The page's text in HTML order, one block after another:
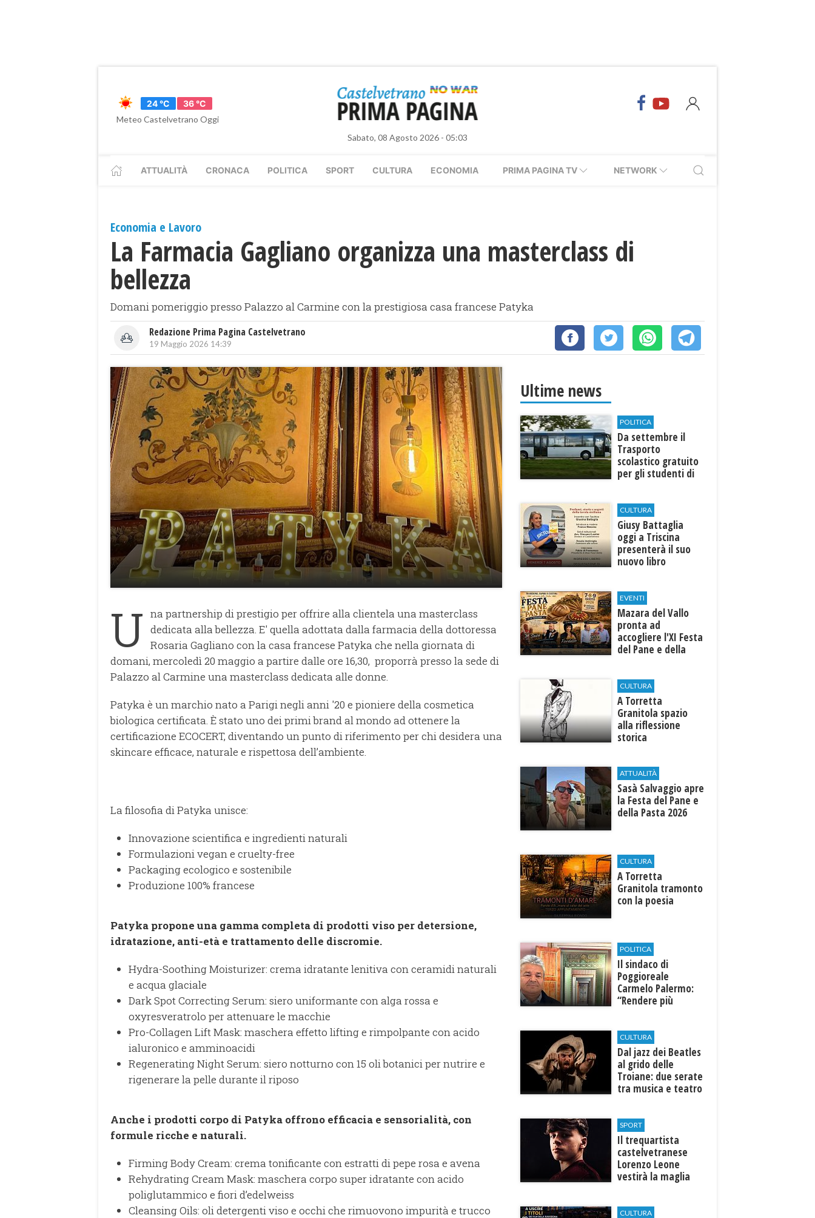
24 °C
36 °C
Meteo Castelvetrano Oggi
Sabato, 08 Agosto 2026 - 05:03
ATTUALITÀ CRONACA POLITICA SPORT CULTURA ECONOMIA PRIMA PAGINA TV NETWORK
Economia e Lavoro
La Farmacia Gagliano organizza una masterclass di
bellezza
Domani pomeriggio presso Palazzo al Carmine con la prestigiosa casa francese Patyka
Redazione Prima Pagina Castelvetrano
19 Maggio 2026 14:39
U na partnership di prestigio per offrire alla clientela una masterclass
dedicata alla bellezza. E' quella adottata dalla farmacia della dottoressa
Rosaria Gagliano con la casa francese Patyka che nella giornata di
domani, mercoledì 20 maggio a partire dalle ore 16,30, proporrà presso la sede di
Palazzo al Carmine una masterclass dedicata alle donne.
Patyka è un marchio nato a Parigi negli anni '20 e pioniere della cosmetica
biologica certificata. È stato uno dei primi brand al mondo ad ottenere la
certificazione ECOCERT, diventando un punto di riferimento per chi desidera una
skincare efficace, naturale e rispettosa dell’ambiente.
La filosofia di Patyka unisce:
Innovazione scientifica e ingredienti naturali
Formulazioni vegan e cruelty-free
Packaging ecologico e sostenibile
Produzione 100% francese
Patyka propone una gamma completa di prodotti viso per detersione,
idratazione, anti-età e trattamento delle discromie.
Hydra-Soothing Moisturizer: crema idratante lenitiva con ceramidi naturali
e acqua glaciale
Dark Spot Correcting Serum: siero uniformante con alga rossa e
oxyresveratrolo per attenuare le macchie
Pro-Collagen Lift Mask: maschera effetto lifting e rimpolpante con acido
ialuronico e amminoacidi
Regenerating Night Serum: siero notturno con 15 oli botanici per nutrire e
rigenerare la pelle durante il riposo
Anche i prodotti corpo di Patyka offrono efficacia e sensorialità, con
formule ricche e naturali.
Firming Body Cream: crema tonificante con estratti di pepe rosa e avena
Rehydrating Cream Mask: maschera corpo super idratante con acido
poliglutammico e fiori d’edelweiss
Cleansing Oils: oli detergenti viso e occhi che rimuovono impurità e trucco
Ultime news
POLITICA
Da settembre il
Trasporto
scolastico gratuito
per gli studenti di
CULTURA
Giusy Battaglia
oggi a Triscina
presenterà il suo
nuovo libro
EVENTI
Mazara del Vallo
pronta ad
accogliere l'XI Festa
del Pane e della
CULTURA
​A Torretta
Granitola spazio
alla riflessione
storica
ATTUALITÀ
Sasà Salvaggio apre
la Festa del Pane e
della Pasta 2026
CULTURA
​A Torretta
Granitola tramonto
con la poesia
POLITICA
Il sindaco di
Poggioreale
Carmelo Palermo:
“Rendere più
Castelvetrano."
CULTURA
Dal jazz dei Beatles
al grido delle
Troiane: due serate
tra musica e teatro
SPORT
Il trequartista
castelvetranese
Lorenzo Leone
vestirà la maglia
CULTURA